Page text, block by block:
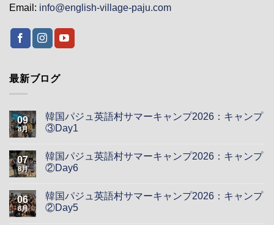
Email: info@english-village-paju.com
最新ブログ
09
8月
韓国パジュ英語村サマーキャンプ2026：キャンプ
③Day1
07
8月
韓国パジュ英語村サマーキャンプ2026：キャンプ
②Day6
06
8月
韓国パジュ英語村サマーキャンプ2026：キャンプ
②Day5